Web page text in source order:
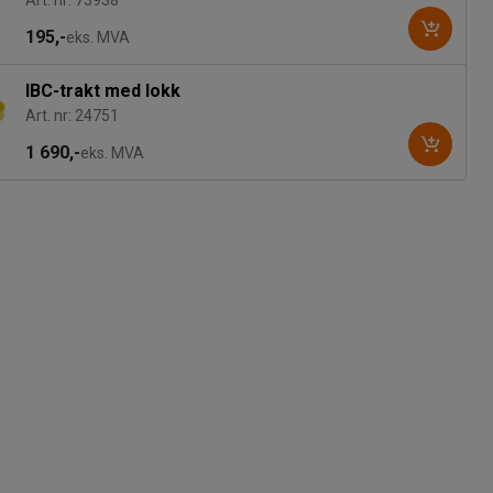
195,-eks. MVA
IBC-trakt med lokk
Art. nr: 24751
1 690,-eks. MVA